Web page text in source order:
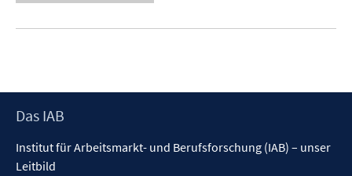
Footer
Das IAB
Institut für Arbeitsmarkt- und Berufsforschung (IAB) – unser
Leitbild